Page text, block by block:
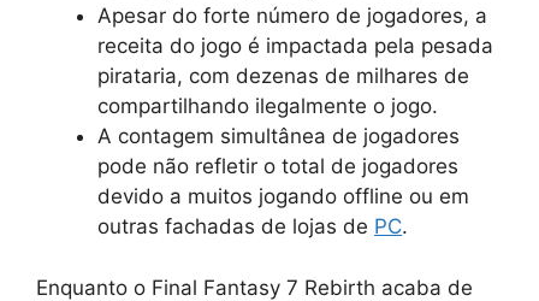
Apesar do forte número de jogadores, a
receita do jogo é impactada pela pesada
pirataria, com dezenas de milhares de
compartilhando ilegalmente o jogo.
A contagem simultânea de jogadores
pode não refletir o total de jogadores
devido a muitos jogando offline ou em
outras fachadas de lojas de PC.
Enquanto o Final Fantasy 7 Rebirth acaba de